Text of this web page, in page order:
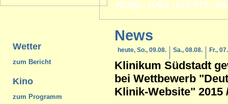
NEWS JOBS EVENTS
Wetter
zum Bericht
Kino
zum Programm
News
heute, So., 09.08. Sa., 08.08. Fr.,
Klinikum Südstadt
bei Wettbewerb
Klinik-Website" 2015